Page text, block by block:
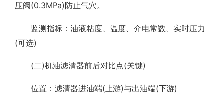
压阀(0.3MPa)防止气穴。
监测指标：油液粘度、温度、介电常数、实时压力
(可选)
(二)机油滤清器前后对比点(关键)
位置：滤清器进油端(上游)与出油端(下游)